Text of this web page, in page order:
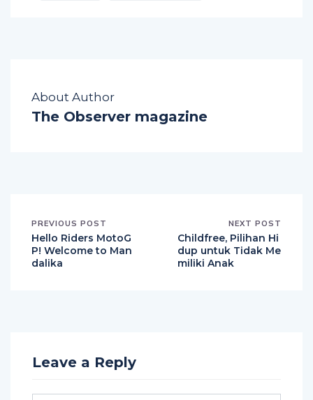
About Author
The Observer magazine
PREVIOUS POST
Hello Riders MotoG
P! Welcome to Man
dalika
NEXT POST
Childfree, Pilihan Hi
dup untuk Tidak Me
miliki Anak
Leave a Reply